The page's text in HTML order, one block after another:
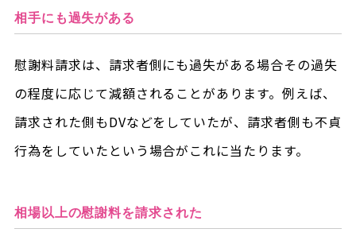
相手にも過失がある
慰謝料請求は、請求者側にも過失がある場合その過失
の程度に応じて減額されることがあります。例えば、
請求された側もDVなどをしていたが、請求者側も不貞
行為をしていたという場合がこれに当たります。
相場以上の慰謝料を請求された